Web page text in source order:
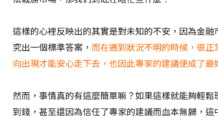
這樣的心裡反映出的其實是對未知的不安，因為金
究出一個標準答案， 而在遇到狀況不明的時候，很
向出現才能安心走下去，也因此專家的建議便成了最
然而，事情真的有這麼簡單嘛？如果這樣就能夠輕
到錢，甚至還因為信任了專家的建議而血本無歸，